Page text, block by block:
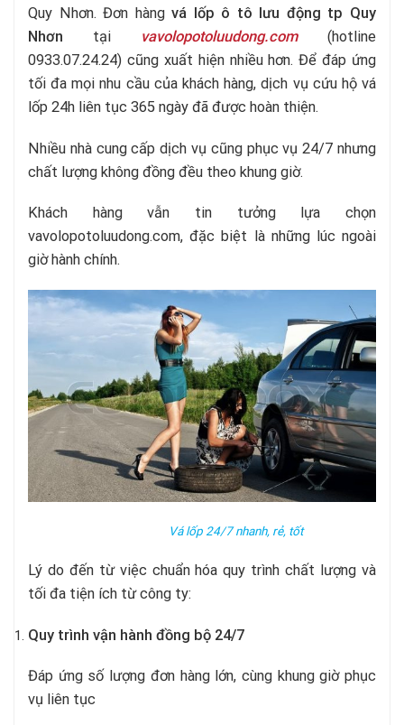
Quy Nhơn. Đơn hàngvá lốp ô tô lưu động tp Quy
Nhơn tại vavolopotoluudong.com(hotline
0933.07.24.24) cũng xuất hiện nhiều hơn. Để đáp ứng
tối đa mọi nhu cầu của khách hàng, dịch vụ cứu hộ vá
lốp 24h liên tục 365 ngày đã được hoàn thiện.
Nhiều nhà cung cấp dịch vụ cũng phục vụ 24/7 nhưng
chất lượng không đồng đều theo khung giờ.
Khách hàng vẫn tin tưởng lựa chọn
vavolopotoluudong.com, đặc biệt là những lúc ngoài
giờ hành chính.
Vá lốp 24/7 nhanh, rẻ, tốt
Lý do đến từ việc chuẩn hóa quy trình chất lượng và
tối đa tiện ích từ công ty:
Quy trình vận hành đồng bộ 24/7
Đáp ứng số lượng đơn hàng lớn, cùng khung giờ phục
vụ liên tục